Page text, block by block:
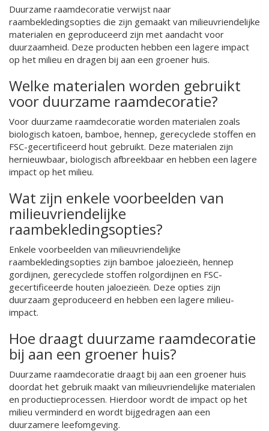
Duurzame raamdecoratie verwijst naar
raambekledingsopties die zijn gemaakt van milieuvriendelijke
materialen en geproduceerd zijn met aandacht voor
duurzaamheid. Deze producten hebben een lagere impact
op het milieu en dragen bij aan een groener huis.
Welke materialen worden gebruikt
voor duurzame raamdecoratie?
Voor duurzame raamdecoratie worden materialen zoals
biologisch katoen, bamboe, hennep, gerecyclede stoffen en
FSC-gecertificeerd hout gebruikt. Deze materialen zijn
hernieuwbaar, biologisch afbreekbaar en hebben een lagere
impact op het milieu.
Wat zijn enkele voorbeelden van
milieuvriendelijke
raambekledingsopties?
Enkele voorbeelden van milieuvriendelijke
raambekledingsopties zijn bamboe jaloezieën, hennep
gordijnen, gerecyclede stoffen rolgordijnen en FSC-
gecertificeerde houten jaloezieën. Deze opties zijn
duurzaam geproduceerd en hebben een lagere milieu-
impact.
Hoe draagt duurzame raamdecoratie
bij aan een groener huis?
Duurzame raamdecoratie draagt bij aan een groener huis
doordat het gebruik maakt van milieuvriendelijke materialen
en productieprocessen. Hierdoor wordt de impact op het
milieu verminderd en wordt bijgedragen aan een
duurzamere leefomgeving.